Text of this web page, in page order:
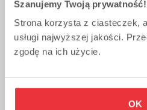
Szanujemy Twoją prywatność!
Strona korzysta z ciasteczek,
usługi najwyższej jakości.
zgodę na ich użycie.
OK
gdzie na szósty przejazd
Przewozy
Usługa